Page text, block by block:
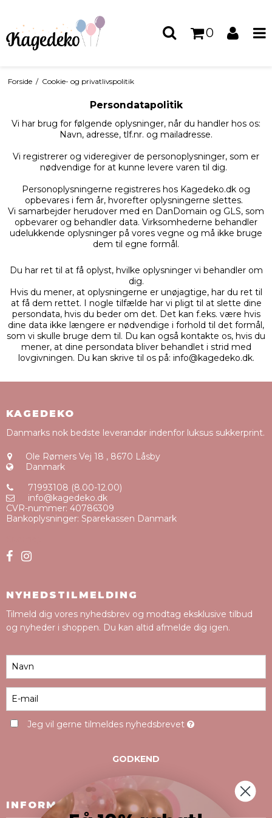
0
Forside / Cookie- og privatlivspolitik
Persondatapolitik
Vi har brug for følgende oplysninger, når du handler hos os:
Navn, adresse, tlf.nr. og mailadresse.
Vi registrerer og videregiver de personoplysninger, som er
nødvendige for at kunne levere varen til dig.
Personoplysningerne registreres hos Kagedeko.dk og
opbevares i fem år, hvorefter oplysningerne slettes.
Vi samarbejder herudover med en DanDomain og GLS, som
opbevarer og behandler data. Virksomhederne behandler
udelukkende oplysninger på vores vegne og må ikke bruge
dem til egne formål.
Du har ret til at få oplyst, hvilke oplysninger vi behandler om
dig.
Hvis du mener, at oplysningerne er unøjagtige, har du ret til
at få dem rettet. I nogle tilfælde har vi pligt til at slette dine
persondata, hvis du beder om det. Det kan f.eks. være hvis
dine data ikke længere er nødvendige i forhold til det formål,
som vi skulle bruge dem til. Du kan også kontakte os, hvis du
mener, at dine persondata bliver behandlet i strid med
lovgivningen. Du kan skrive til os på: info@kagedeko.dk.
KAGEDEKO
Danmarks nok bedste leverandør indenfor luksus sukkerprint.
Ole Rømers Vej 18 , 8670 Låsby
Danmark
71993108 (8.00-12.00)
info@kagedeko.dk
CVR-nummer: 40786309
Bankoplysninger: Sparekassen Danmark
NYHEDSTILMELDING
Tilmeld dig vores nyhedsbrev og modtag eksklusive tilbud
og nyheder i shoppen. Du kan altid afmelde dig igen.
Jeg vil gerne tilmeldes nyhedsbrevet
GODKEND
INFORMATION